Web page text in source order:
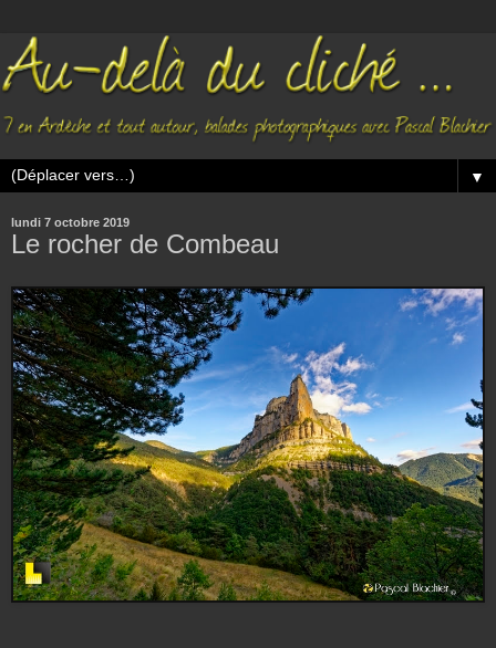
▼
lundi 7 octobre 2019
Le rocher de Combeau